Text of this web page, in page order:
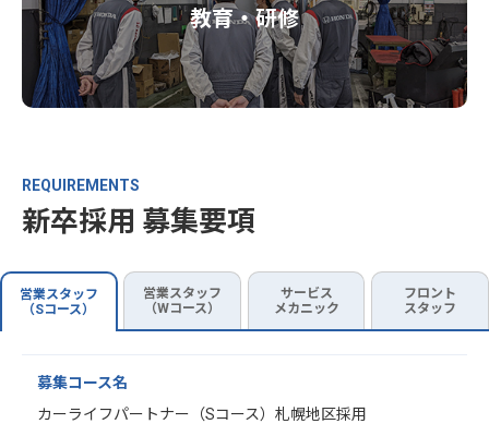
教育・研修
REQUIREMENTS
新卒採用 募集要項
営業スタッフ
（Sコース）
営業スタッフ
（Wコース）
サービス
メカニック
フロント
スタッフ
募集コース名
カーライフパートナー（Sコース）札幌地区採用